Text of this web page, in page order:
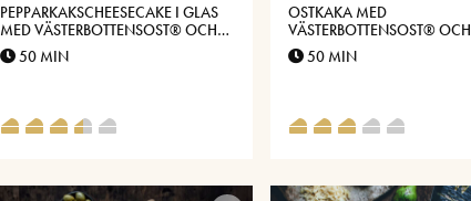
PEPPARKAKSCHEESECAKE I GLAS
MED VÄSTERBOTTENSOST® OCH
DULCE DE LECHE
50 MIN
OSTKAKA MED
VÄSTERBOTTENSOST® OCH
BÄRKOMPOTT
50 MIN